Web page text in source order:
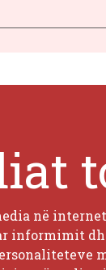
në
informimit